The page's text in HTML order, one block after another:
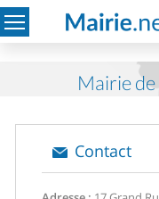
Mairie
Contact